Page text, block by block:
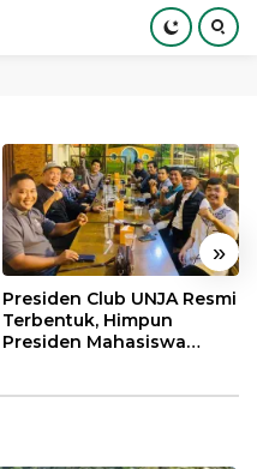
»
Presiden Club UNJA Resmi
Terbentuk, Himpun
Presiden Mahasiswa